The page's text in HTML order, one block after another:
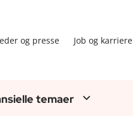
og presse Job og karriere
temaer